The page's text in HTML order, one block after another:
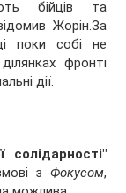
бійців та
Жорін.За
поки собі не
фронті
дії.
з Фокусом,